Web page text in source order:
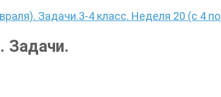
Задачи.3-4 класс. Неделя 20 (с 4
Задачи.